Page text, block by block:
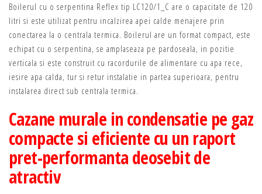
Boilerul cu o serpentina Reflex tip LC120/1_C are o capacitate de 120
litri si este utilizat pentru incalzirea apei calde menajere prin
conectarea la o centrala termica. Boilerul are un format compact, este
echipat cu o serpentina, se amplaseaza pe pardoseala, in pozitie
verticala si este construit cu racordurile de alimentare cu apa rece,
iesire apa calda, tur si retur instalatie in partea superioara, pentru
instalarea direct sub centrala termica.
Cazane murale in condensatie pe gaz
compacte si eficiente cu un raport
pret-performanta deosebit de
atractiv